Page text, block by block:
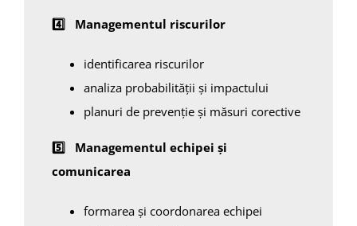
4️⃣ Managementul riscurilor
identificarea riscurilor
analiza probabilității și impactului
planuri de prevenție și măsuri corective
5️Managementul echipei și
comunicarea
formarea și coordonarea echipei